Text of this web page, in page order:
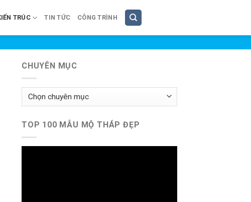
TRÚC TIN TỨC CÔNG TRÌNH
CHUYÊN MỤC
Chuyên
mục
TOP 100 MẪU MỘ THÁP ĐẸP